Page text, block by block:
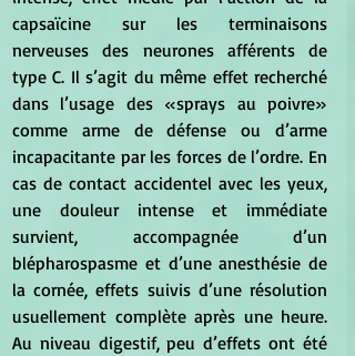
capsaïcine sur les terminaisons
nerveuses des neurones afférents de
type C. Il s’agit du même effet recherché
dans l’usage des «sprays au poivre»
comme arme de défense ou d’arme
incapacitante par les forces de l’ordre. En
cas de contact accidentel avec les yeux,
une douleur intense et immédiate
survient, accompagnée d’un
blépharospasme et d’une anesthésie de
la cornée, effets suivis d’une résolution
usuellement complète après une heure.
Au niveau digestif, peu d’effets ont été